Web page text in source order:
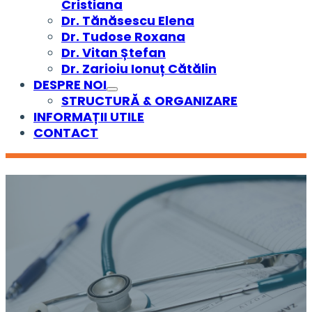
Cristiana
Dr. Tănăsescu Elena
Dr. Tudose Roxana
Dr. Vitan Ștefan
Dr. Zarioiu Ionuț Cătălin
DESPRE NOI
STRUCTURĂ & ORGANIZARE
INFORMAȚII UTILE
CONTACT